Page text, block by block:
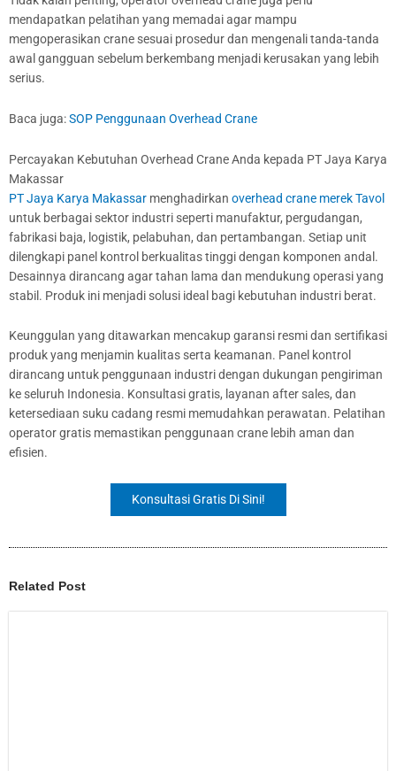
mendapatkan pelatihan yang memadai agar mampu
mengoperasikan crane sesuai prosedur dan mengenali tanda-tanda
awal gangguan sebelum berkembang menjadi kerusakan yang lebih
serius.
Baca juga:SOP Penggunaan Overhead Crane
Percayakan Kebutuhan Overhead Crane Anda kepada PT Jaya Karya
Makassar
PT Jaya Karya Makassar menghadirkan overhead crane merek Tavol
untuk berbagai sektor industri seperti manufaktur, pergudangan,
fabrikasi baja, logistik, pelabuhan, dan pertambangan. Setiap unit
dilengkapi panel kontrol berkualitas tinggi dengan komponen andal.
Desainnya dirancang agar tahan lama dan mendukung operasi yang
stabil. Produk ini menjadi solusi ideal bagi kebutuhan industri berat.
Keunggulan yang ditawarkan mencakup garansi resmi dan sertifikasi
produk yang menjamin kualitas serta keamanan. Panel kontrol
dirancang untuk penggunaan industri dengan dukungan pengiriman
ke seluruh Indonesia. Konsultasi gratis, layanan after sales, dan
ketersediaan suku cadang resmi memudahkan perawatan. Pelatihan
operator gratis memastikan penggunaan crane lebih aman dan
efisien.
Konsultasi Gratis Di Sini!
Related Post